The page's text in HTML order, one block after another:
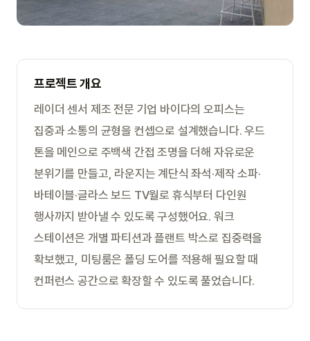
프로젝트 개요
레이더 센서 제조 전문 기업 바이다의 오피스는
집중과 소통의 균형을 컨셉으로 설계했습니다. 우드
톤을 메인으로 주백색 간접 조명을 더해 자유로운
분위기를 만들고, 라운지는 계단식 좌석·제작 소파·
바테이블·글라스 보드 TV월로 휴식부터 다인원
행사까지 받아낼 수 있도록 구성했어요. 워크
스테이션은 개별 파티션과 플랜트 박스로 집중력을
확보했고, 미팅룸은 폴딩 도어를 적용해 필요할 때
컨퍼런스 공간으로 확장할 수 있도록 풀었습니다.